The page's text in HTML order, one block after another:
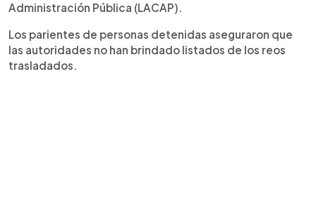
Administración Pública (LACAP).
Los parientes de personas detenidas aseguraron que
las autoridades no han brindado listados de los reos
trasladados.